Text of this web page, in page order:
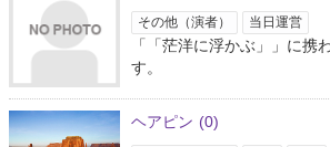
その他（演者） 当日運営
「「茫洋に浮かぶ」」に携
す。
ヘアピン (0)